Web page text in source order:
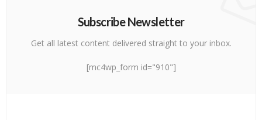
Subscribe Newsletter
Get all latest content delivered straight to your inbox.
[mc4wp_form id="910"]